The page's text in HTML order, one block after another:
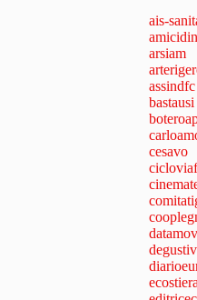
ais-
arsiam
assindfc
bastausi
cesavo